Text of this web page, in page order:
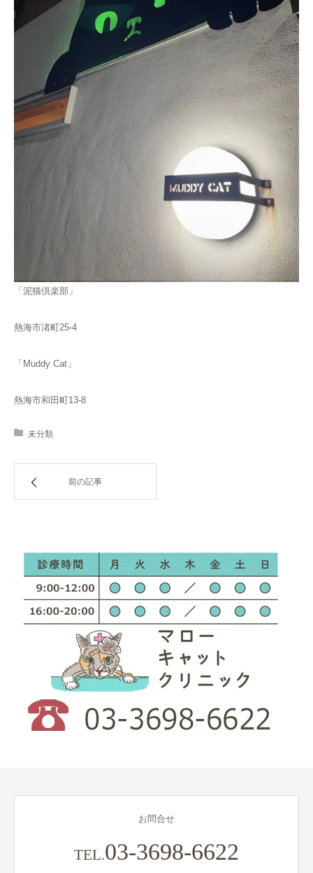
「泥猫倶楽部」
熱海市渚町25-4
「Muddy Cat」
熱海市和田町13-8
未分類
前の記事
お問合せ
TEL.03-3698-6622